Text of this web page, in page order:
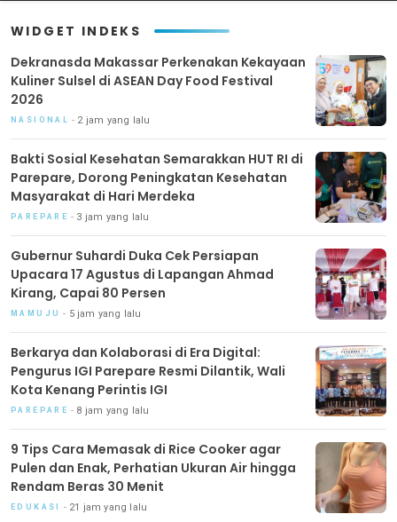
WIDGET INDEKS
Dekranasda Makassar Perkenakan Kekayaan
Kuliner Sulsel di ASEAN Day Food Festival
2026
NASIONAL 2 jam yang lalu
Bakti Sosial Kesehatan Semarakkan HUT RI di
Parepare, Dorong Peningkatan Kesehatan
Masyarakat di Hari Merdeka
PAREPARE 3 jam yang lalu
Gubernur Suhardi Duka Cek Persiapan
Upacara 17 Agustus di Lapangan Ahmad
Kirang, Capai 80 Persen
MAMUJU 5 jam yang lalu
Berkarya dan Kolaborasi di Era Digital:
Pengurus IGI Parepare Resmi Dilantik, Wali
Kota Kenang Perintis IGI
PAREPARE 8 jam yang lalu
9 Tips Cara Memasak di Rice Cooker agar
Pulen dan Enak, Perhatian Ukuran Air hingga
Rendam Beras 30 Menit
EDUKASI 21 jam yang lalu